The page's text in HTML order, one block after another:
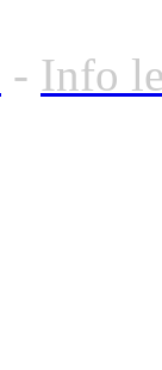
- Info